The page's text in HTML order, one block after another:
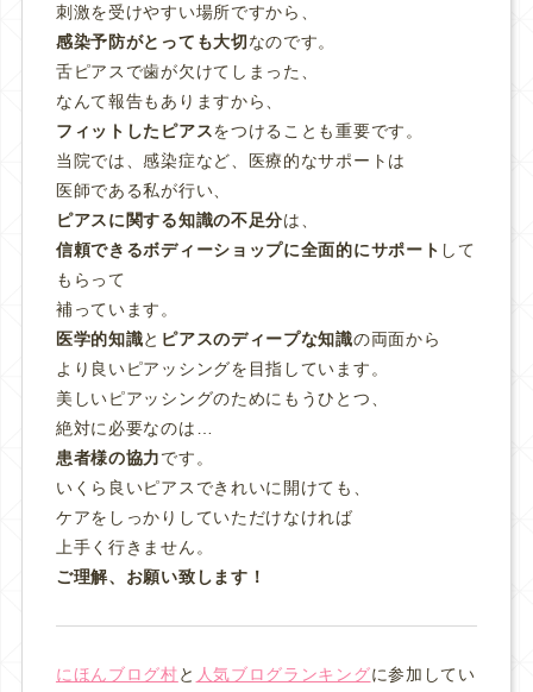
刺激を受けやすい場所ですから、
感染予防がとっても大切なのです。
舌ピアスで歯が欠けてしまった、
なんて報告もありますから、
フィットしたピアスをつけることも重要です。
当院では、感染症など、医療的なサポートは
医師である私が行い、
ピアスに関する知識の不足分は、
信頼できるボディーショップに全面的にサポート して
もらって
補っています。
医学的知識と ピアスのディープな知識の両面から
より良いピアッシングを目指しています。
美しいピアッシングのためにもうひとつ、
絶対に必要なのは…
患者様の協力です。
いくら良いピアスできれいに開けても、
ケアをしっかりしていただけなければ
上手く行きません。
ご理解、お願い致します！
にほんブログ村と 人気ブログランキングに参加してい